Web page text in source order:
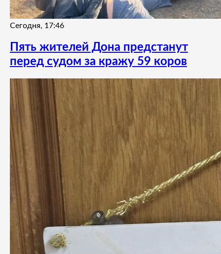
Сегодня, 17:46
Пять жителей Дона предстанут
перед судом за кражу 59 коров